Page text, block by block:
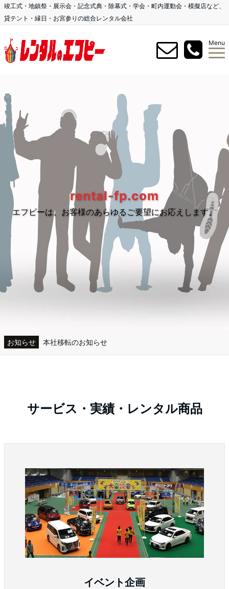
竣工式・地鎮祭・展示会・記念式典・除幕式・学会・町内運動会・模擬店など、
貸テント・縁日・お宮参りの総合レンタル会社
Menu
rental-fp.com
エフピーは、お客様のあらゆるご要望にお応えします。
お知らせ 本社移転のお知らせ
サービス・実績・レンタル商品
イベント企画